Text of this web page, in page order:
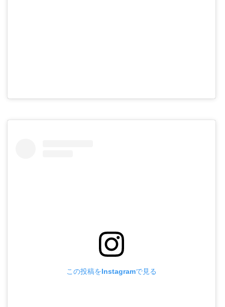
この投稿をInstagramで見る